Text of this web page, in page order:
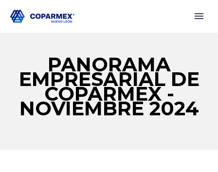
PANORAMA
EMPRESARIAL DE
COPARMEX -
NOVIEMBRE 2024